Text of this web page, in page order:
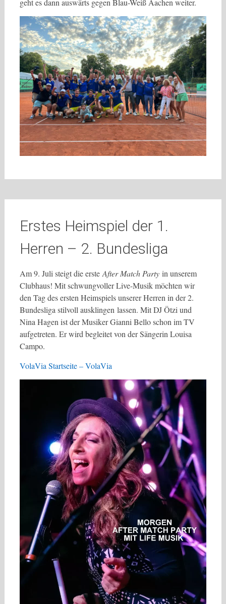
geht es dann auswärts gegen Blau-Weiß Aachen weiter.
Erstes Heimspiel der 1.
Herren – 2. Bundesliga
Am 9. Juli steigt die ersteAfter Match Partyin unserem
Clubhaus! Mit schwungvoller Live-Musik möchten wir
den Tag des ersten Heimspiels unserer Herren in der 2.
Bundesliga stilvoll ausklingen lassen. Mit DJ Ötzi und
Nina Hagen ist der Musiker Gianni Bello schon im TV
aufgetreten. Er wird begleitet von der Sängerin Louisa
Campo.
VolaVia Startseite – VolaVia